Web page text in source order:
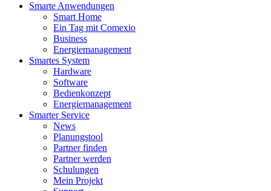
Smarte Anwendungen
Smart Home
Ein Tag mit Comexio
Business
Energiemanagement
Smartes System
Hardware
Software
Bedienkonzept
Energiemanagement
Smarter Service
News
Planungstool
Partner finden
Partner werden
Schulungen
Mein Projekt